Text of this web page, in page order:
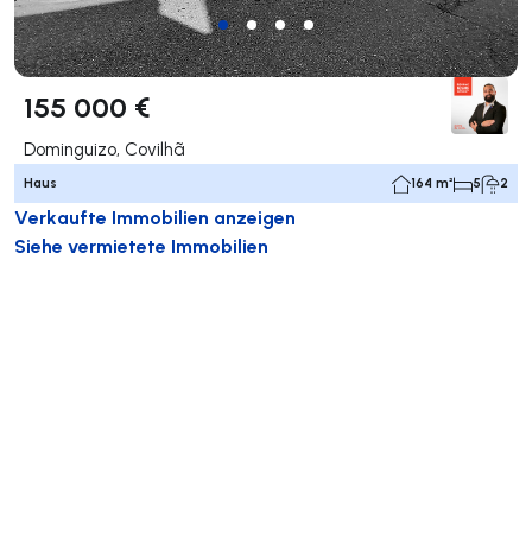
155 000 €
Dominguizo, Covilhã
Haus 164 m² 5 2
Verkaufte Immobilien anzeigen
Siehe vermietete Immobilien